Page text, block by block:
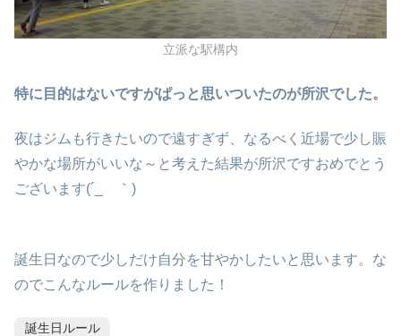
立派な駅構内
特に目的はないですがぱっと思いついたのが所沢でした。
夜はジムも行きたいので遠すぎず、なるべく近場で少し賑
やかな場所がいいな～と考えた結果が所沢ですおめでとう
ございます(´_ゝ｀)
誕生日なので少しだけ自分を甘やかしたいと思います。な
のでこんなルールを作りました！
誕生日ルール